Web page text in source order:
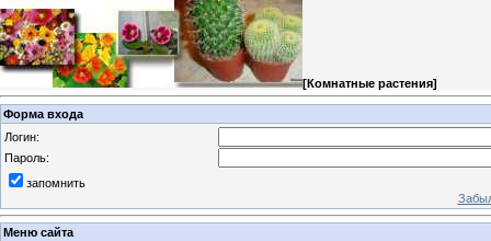
[Комнатные растения]
Форма входа
Логин:
Пароль:
запомнить
Меню сайта